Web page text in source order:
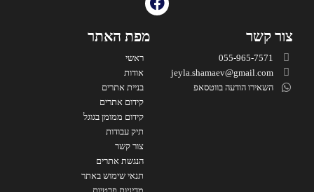
צור קשר
055-965-7571
jeyla.shamaev@gmail.com
השאירו הודעה בווטסאפ
מפת האתר
ראשי
אודות
בניית אתרים
קידום אתרים
קידום ממומן בגוגל
תיק עבודות
צור קשר
הנגשת אתרים
תנאי שימוש באתר